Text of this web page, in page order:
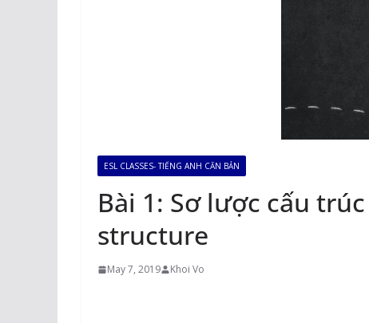
ESL CLASSES- TIẾNG ANH CĂN BẢN
Bài 1: Sơ lược cấu
structure
May 7, 2019 Khoi Vo